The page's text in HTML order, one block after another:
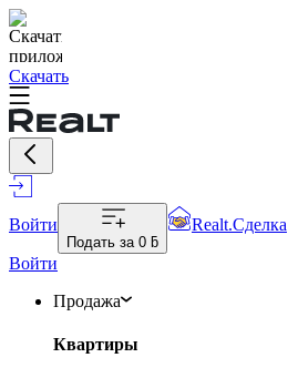
Скачать
Войти
Подать за 0 ƃ
Realt.Сделка
Войти
Продажа
Квартиры